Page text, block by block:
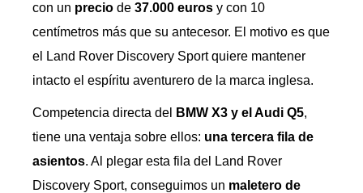
con un precio de 37.000 euros y con 10
centímetros más que su antecesor. El motivo es que
el Land Rover Discovery Sport quiere mantener
intacto el espíritu aventurero de la marca inglesa.
Competencia directa del BMW X3 y el Audi Q5,
tiene una ventaja sobre ellos: una tercera fila de
asientos. Al plegar esta fila del Land Rover
Discovery Sport, conseguimos un maletero de